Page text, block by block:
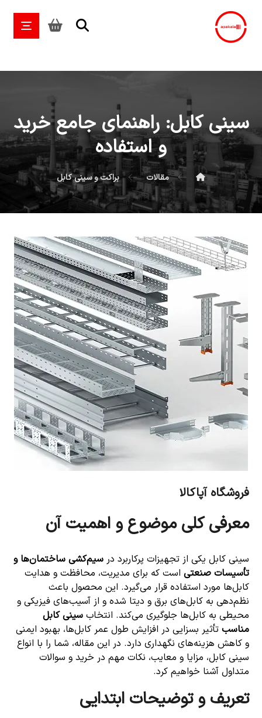
سینی کابل: راهنمای جامع خرید
و استفاده
مقالات براکت و سینی کابل
فروشگاه آپاکالا
معرفی کلی موضوع و اهمیت آن
سینی کابل یکی از تجهیزات پرکاربرد درسیم‌کشی ساختمان‌ها و
تأسیسات صنعتی است که برای مدیریت، محافظت و هدایت
کابل‌ها مورد استفاده قرار می‌گیرد. این محصول باعث
نظم‌دهی به کابل‌های برق و دیتا شده و از آسیب‌های فیزیکی و
محیطی به کابل‌ها جلوگیری می‌کند. انتخابسینی کابل
مناسب تأثیر بسزایی در افزایش طول عمر کابل‌ها، بهبود ایمنی
و کاهش هزینه‌های نگهداری دارد. در این مقاله، شما را با انواع
سینی کابل، مزایا و معایب، نکات مهم در خرید و سوالات
متداول آشنا خواهیم کرد.
تعریف و توضیحات ابتدایی